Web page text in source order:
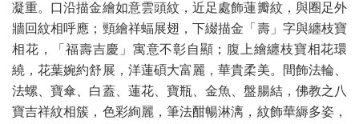
凝重。口沿描金繪如意雲頭紋，近足處飾蓮瓣紋，與圈足外
牆回紋相呼應；頸繪祥蝠展翅，下綴描金「壽」字與纏枝寶
相花，「福壽吉慶」寓意不彰自顯；腹上繪纏枝寶相花環
繞，花葉婉約舒展，洋蓮碩大富麗，華貴柔美。間飾法輪、
法螺、寶傘、白蓋、蓮花、寶瓶、金魚、盤腸結，佛教之八
寶吉祥紋相簇，色彩絢麗，筆法酣暢淋漓，紋飾華縟多姿，